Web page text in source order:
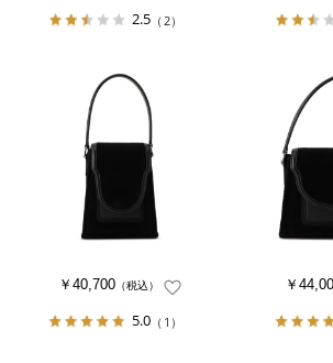
2.5 （2）
￥40,700 （税込）
5.0 （1）
￥